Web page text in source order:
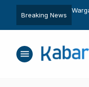
Breaking News
menu